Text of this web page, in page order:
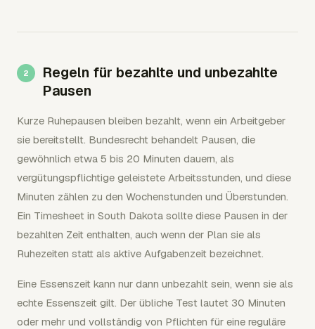
Regeln für bezahlte und unbezahlte
Pausen
Kurze Ruhepausen bleiben bezahlt, wenn ein Arbeitgeber
sie bereitstellt. Bundesrecht behandelt Pausen, die
gewöhnlich etwa 5 bis 20 Minuten dauern, als
vergütungspflichtige geleistete Arbeitsstunden, und diese
Minuten zählen zu den Wochenstunden und Überstunden.
Ein Timesheet in South Dakota sollte diese Pausen in der
bezahlten Zeit enthalten, auch wenn der Plan sie als
Ruhezeiten statt als aktive Aufgabenzeit bezeichnet.
Eine Essenszeit kann nur dann unbezahlt sein, wenn sie als
echte Essenszeit gilt. Der übliche Test lautet 30 Minuten
oder mehr und vollständig von Pflichten für eine reguläre